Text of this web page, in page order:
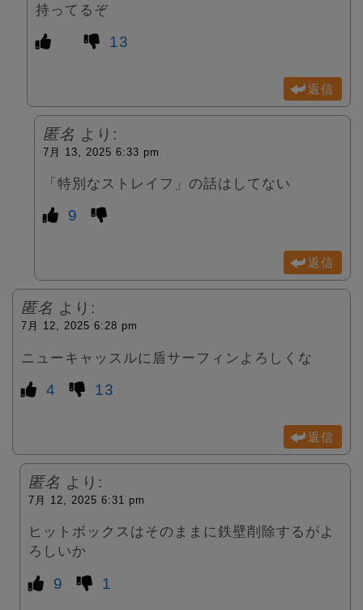
持ってるぞ
13
返信
匿名 より:
7月 13, 2025 6:33 pm
「特別なストレイフ」の話はしてない
9
返信
匿名 より:
7月 12, 2025 6:28 pm
ニューキャッスルに盾サーフィンよろしくな
4 13
返信
匿名 より:
7月 12, 2025 6:31 pm
ヒットボックスはそのままに鉄壁削除するがよ
ろしいか
9 1